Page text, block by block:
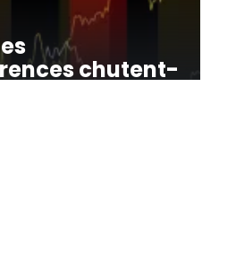
chutent-